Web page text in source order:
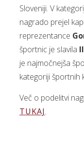
Sloveniji. V
nagrado prejel
reprezentance
športnic je slavila
je najmočnejša
kategoriji športnih
Več o podelitvi
TUKAJ.